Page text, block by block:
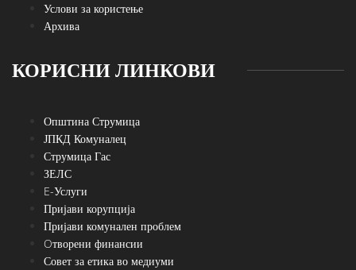
Услови за користење
Архива
КОРИСНИ ЛИНКОВИ
Општина Струмица
ЈПКД Комуналец
Струмица Гас
ЗЕЛС
E-Услуги
Пријави корупција
Пријави комунален проблем
Oтворени финансии
Совет за етика во медиуми